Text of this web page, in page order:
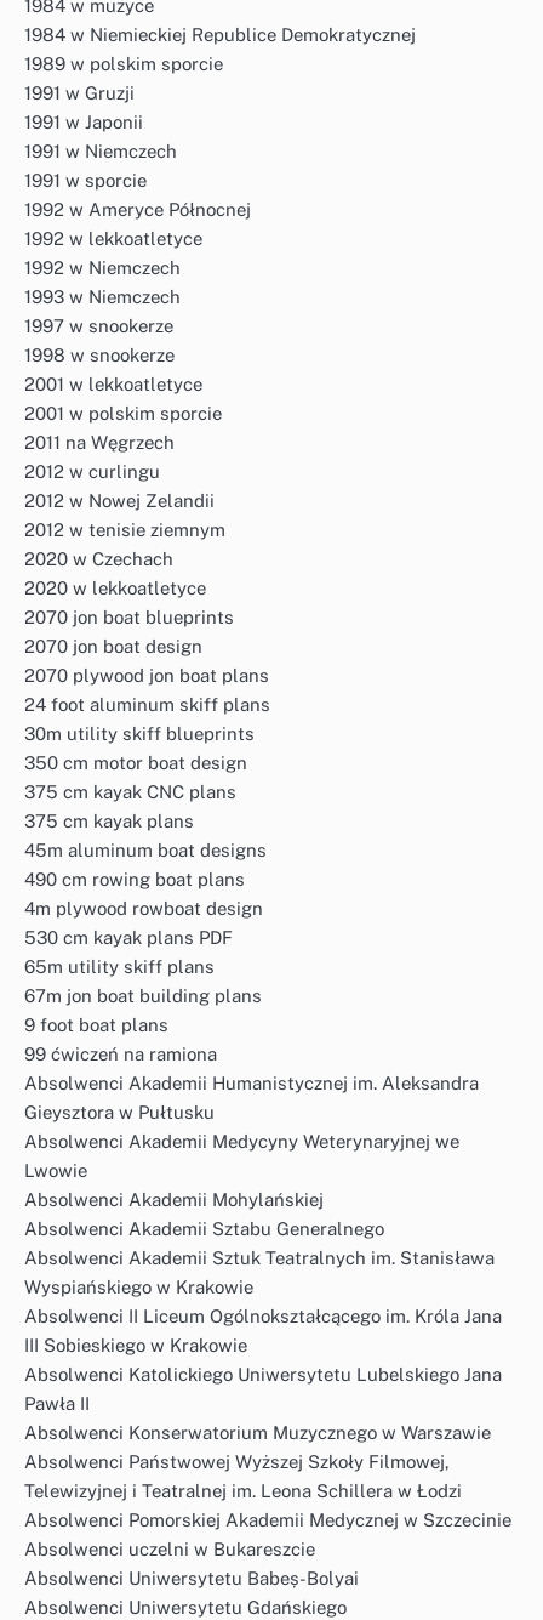
1984 w muzyce
1984 w Niemieckiej Republice Demokratycznej
1989 w polskim sporcie
1991 w Gruzji
1991 w Japonii
1991 w Niemczech
1991 w sporcie
1992 w Ameryce Północnej
1992 w lekkoatletyce
1992 w Niemczech
1993 w Niemczech
1997 w snookerze
1998 w snookerze
2001 w lekkoatletyce
2001 w polskim sporcie
2011 na Węgrzech
2012 w curlingu
2012 w Nowej Zelandii
2012 w tenisie ziemnym
2020 w Czechach
2020 w lekkoatletyce
2070 jon boat blueprints
2070 jon boat design
2070 plywood jon boat plans
24 foot aluminum skiff plans
30m utility skiff blueprints
350 cm motor boat design
375 cm kayak CNC plans
375 cm kayak plans
45m aluminum boat designs
490 cm rowing boat plans
4m plywood rowboat design
530 cm kayak plans PDF
65m utility skiff plans
67m jon boat building plans
9 foot boat plans
99 ćwiczeń na ramiona
Absolwenci Akademii Humanistycznej im. Aleksandra
Gieysztora w Pułtusku
Absolwenci Akademii Medycyny Weterynaryjnej we
Lwowie
Absolwenci Akademii Mohylańskiej
Absolwenci Akademii Sztabu Generalnego
Absolwenci Akademii Sztuk Teatralnych im. Stanisława
Wyspiańskiego w Krakowie
Absolwenci II Liceum Ogólnokształcącego im. Króla Jana
III Sobieskiego w Krakowie
Absolwenci Katolickiego Uniwersytetu Lubelskiego Jana
Pawła II
Absolwenci Konserwatorium Muzycznego w Warszawie
Absolwenci Państwowej Wyższej Szkoły Filmowej,
Telewizyjnej i Teatralnej im. Leona Schillera w Łodzi
Absolwenci Pomorskiej Akademii Medycznej w Szczecinie
Absolwenci uczelni w Bukareszcie
Absolwenci Uniwersytetu Babeș-Bolyai
Absolwenci Uniwersytetu Gdańskiego